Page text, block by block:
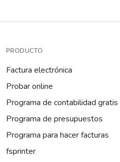
PRODUCTO
Factura electrónica
Probar online
Programa de contabilidad gratis
Programa de presupuestos
Programa para hacer facturas
fsprinter